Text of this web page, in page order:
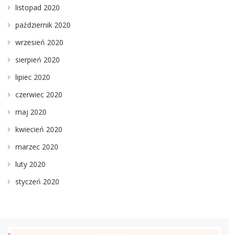
listopad 2020
październik 2020
wrzesień 2020
sierpień 2020
lipiec 2020
czerwiec 2020
maj 2020
kwiecień 2020
marzec 2020
luty 2020
styczeń 2020